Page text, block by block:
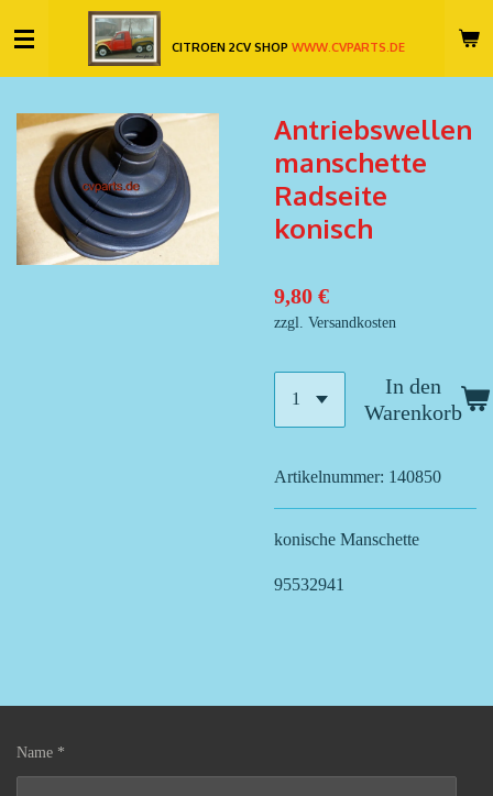
Hauptinhalt
springen
CITROEN 2CV SHOPWWW.CVPARTS.DE
Antriebswellen
manschette
Radseite
konisch
9,80 €
zzgl. Versandkosten
In den
Warenkorb
Artikelnummer: 140850
konische Manschette
95532941
Name *